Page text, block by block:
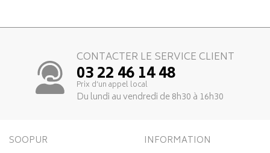
CONTACTER LE SERVICE CLIENT
03 22 46 14 48
Prix d’un appel local
Du lundi au vendredi de 8h30 à 16h30
SOOPUR INFORMATION